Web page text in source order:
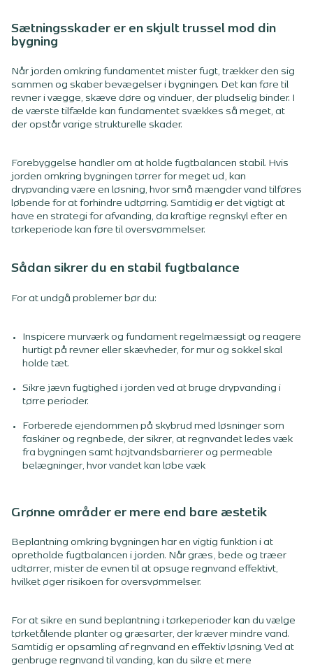
Sætningsskader er en skjult trussel mod din
bygning
Når jorden omkring fundamentet mister fugt, trækker den sig
sammen og skaber bevægelser i bygningen. Det kan føre til
revner i vægge, skæve døre og vinduer, der pludselig binder. I
de værste tilfælde kan fundamentet svækkes så meget, at
der opstår varige strukturelle skader.
Forebyggelse handler om at holde fugtbalancen stabil. Hvis
jorden omkring bygningen tørrer for meget ud, kan
drypvanding være en løsning, hvor små mængder vand tilføres
løbende for at forhindre udtørring. Samtidig er det vigtigt at
have en strategi for afvanding, da kraftige regnskyl efter en
tørkeperiode kan føre til oversvømmelser.
Sådan sikrer du en stabil fugtbalance
For at undgå problemer bør du:
Inspicere murværk og fundament regelmæssigt og reagere
hurtigt på revner eller skævheder, for mur og sokkel skal
holde tæt.
Sikre jævn fugtighed i jorden ved at bruge drypvanding i
tørre perioder.
Forberede ejendommen på skybrud med løsninger som
faskiner og regnbede, der sikrer, at regnvandet ledes væk
fra bygningen samt højtvandsbarrierer og permeable
belægninger, hvor vandet kan løbe væk
Grønne områder er mere end bare æstetik
Beplantning omkring bygningen har en vigtig funktion i at
opretholde fugtbalancen i jorden. Når græs, bede og træer
udtørrer, mister de evnen til at opsuge regnvand effektivt,
hvilket øger risikoen for oversvømmelser.
For at sikre en sund beplantning i tørkeperioder kan du vælge
tørketålende planter og græsarter, der kræver mindre vand.
Samtidig er opsamling af regnvand en effektiv løsning. Ved at
genbruge regnvand til vanding, kan du sikre et mere